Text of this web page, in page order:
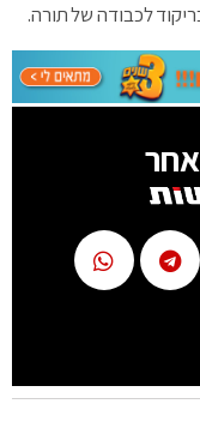
לכבודה של תורה.